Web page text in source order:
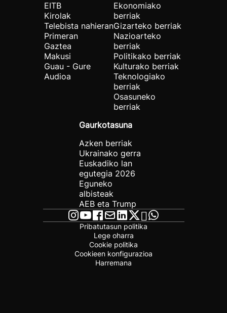
EITB
Kirolak
Telebista nahieran
Primeran
Gaztea
Makusi
Guau - Gure
Audioa
Ekonomiako
berriak
Gizarteko berriak
Nazioarteko
berriak
Politikako berriak
Kulturako berriak
Teknologiako
berriak
Osasuneko
berriak
Gaurkotasuna
Azken berriak
Ukrainako gerra
Euskadiko lan
egutegia 2026
Eguneko
albisteak
AEB eta Trump
Pribatutasun politika
Lege oharra
Cookie politika
Cookieen konfigurazioa
Harremana